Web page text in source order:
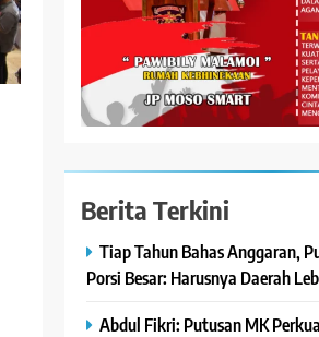
Berita Terkini
Tiap Tahun Bahas Anggaran,
Porsi Besar: Harusnya Daerah
Abdul Fikri: Putusan MK